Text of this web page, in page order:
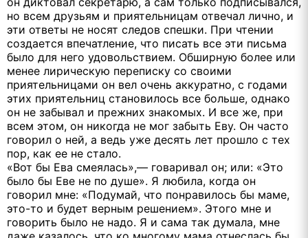
но всем друзьям и приятельницам отвечал лично, и
эти ответы не носят следов спешки. При чтении
создается впечатление, что писать все эти письма
было для него удовольствием. Обширную более или
менее лирическую переписку со своими
приятельницами он вел очень аккуратно, с годами
этих приятельниц становилось все больше, однако
он не забывал и прежних знакомых. И все же, при
всем этом, он никогда не мог забыть Еву. Он часто
говорил о ней, а ведь уже десять лет прошло с тех
пор, как ее не стало.
«Вот бы Ева смеялась»,— говаривал он; или: «Это
было бы Еве не по душе». Я любила, когда он
говорил мне: «Подумай, что понравилось бы маме,
это-то и будет верным решением». Этого мне и
говорить было не надо. Я и сама так думала, мне